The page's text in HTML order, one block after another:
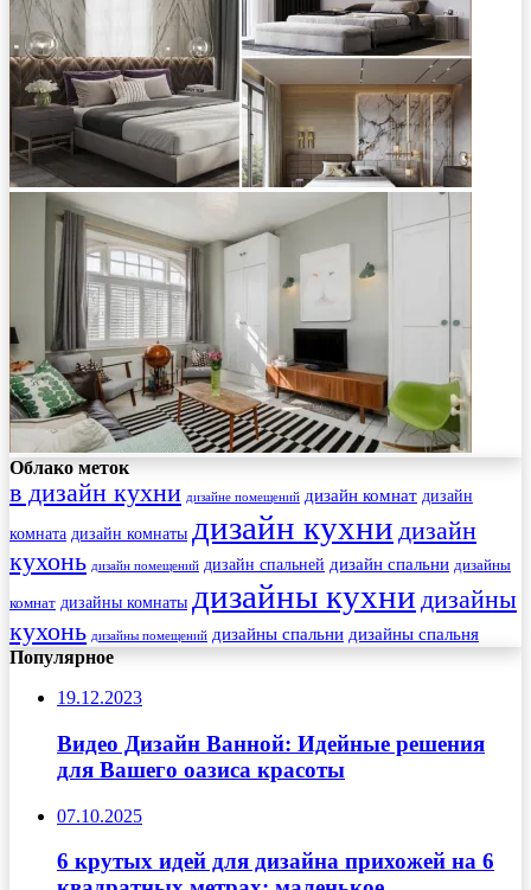
Облако меток
в дизайн кухни дизайне помещений дизайн комнат дизайн
комната дизайн комнаты дизайн кухни дизайн
кухонь дизайн помещений дизайн спальней дизайн спальни дизайны
комнат дизайны комнаты дизайны кухни дизайны
кухонь дизайны помещений дизайны спальни дизайны спальня
Популярное
19.12.2023
Видео Дизайн Ванной: Идейные решения
для Вашего оазиса красоты
07.10.2025
6 крутых идей для дизайна прихожей на 6